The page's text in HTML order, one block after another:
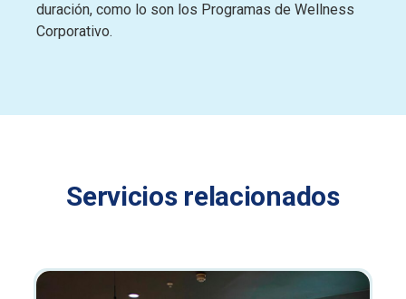
duración, como lo son los Programas de Wellness
Corporativo.
Servicios relacionados